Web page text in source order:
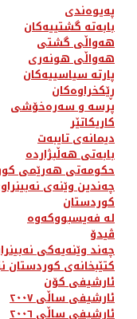
پەیوەندی
بابەتە گشتییەکان
هەواڵی گشتی
هەواڵی هونەری
پارتە سیاسییەکان
ڕێکخراوەکان
پرسە و سەرەخۆشی
کاریکاتێر
دیمانەی تایبەت
بابەتی هەڵبژاردە
حکومەتی هەرێمی
چەندین وێنەی
کوردستان
لە فەیسبووکەوە
ڤیدۆ
چەند وێنەیەکی
کتێبخانەی کوردستان
ئارشیفی کۆن
ئارشیفی ساڵی ٢٠٠٧
ئارشیفی ساڵی ٢٠٠٦